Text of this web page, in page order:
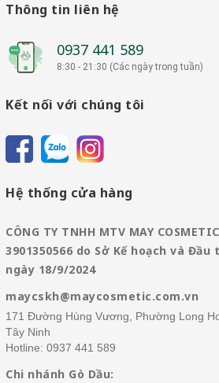
Thông tin liên hệ
0937 441 589
8:30 - 21:30 (Các ngày trong tuần)
Kết nối với chúng tôi
Hệ thống cửa hàng
CÔNG TY TNHH MTV MAY
3901350566 do Sở Kế hoạch và
ngày 18/9/2024
maycskh@maycosmetic.com.vn
171 Đường Hùng Vương, Phường Long
Tây Ninh
Hotline: 0937 441 589
Chi nhánh Gò Dầu: